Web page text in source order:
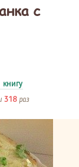
с
318 раз